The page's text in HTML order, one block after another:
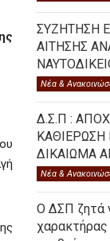
ΣΥΖΗΤΗΣΗ
ΑΙΤΗΣΗΣ
Νέα &
Δ.Σ.Π :
ΚΑΘΙΕΡΩΣΗ
ΔΙΚΑΙΩΜΑ
Νέα &
Ο ΔΣΠ ζητά
χαρακτήρας